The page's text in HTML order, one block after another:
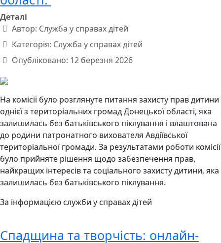
Деталі
Автор: Служба у справах дітей
Категорія: Служба у справах дітей
Опубліковано: 12 березня 2026
На комісії було розглянуте питання захисту прав дитини
однієї з територіальних громад Донецької області, яка
залишилась без батьківського піклування і влаштована
до родини патронатного вихователя Авдіївської
територіальної громади. За результатами роботи комісії
було прийняте рішення щодо забезпечення прав,
найкращих інтересів та соціального захисту дитини, яка
залишилась без батьківського піклування.
За інформацією служби у справах дітей
Спадщина та творчість: онлайн-